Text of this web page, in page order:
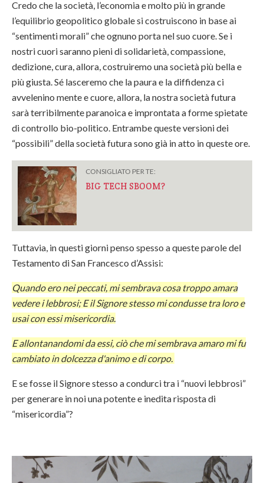
Credo che la società, l’economia e molto più in grande
l’equilibrio geopolitico globale si costruiscono in base ai
“sentimenti morali” che ognuno porta nel suo cuore. Se i
nostri cuori saranno pieni di solidarietà, compassione,
dedizione, cura, allora, costruiremo una società più bella e
più giusta. Sé lasceremo che la paura e la diffidenza ci
avvelenino mente e cuore, allora, la nostra società futura
sarà terribilmente paranoica e improntata a forme spietate
di controllo bio-politico. Entrambe queste versioni dei
“possibili” della società futura sono già in atto in queste ore.
CONSIGLIATO PER TE:
BIG TECH SBOOM?
Tuttavia, in questi giorni penso spesso a queste parole del
Testamento di San Francesco d’Assisi:
Quando ero nei peccati, mi sembrava cosa troppo amara
vedere i lebbrosi; E il Signore stesso mi condusse tra loro e
usai con essi misericordia.
E allontanandomi da essi, ciò che mi sembrava amaro mi fu
cambiato in dolcezza d'animo e di corpo.
E se fosse il Signore stesso a condurci tra i “nuovi lebbrosi”
per generare in noi una potente e inedita risposta di
“misericordia”?